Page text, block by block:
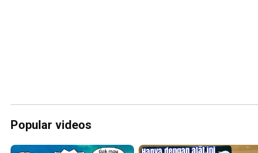
Popular videos